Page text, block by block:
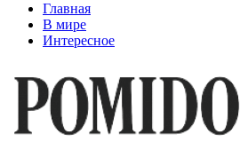
Главная
В мире
Интересное